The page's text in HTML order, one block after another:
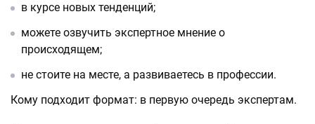
в курсе новых тенденций;
можете озвучить экспертное мнение о
происходящем;
не стоите на месте, а развиваетесь в профессии.
Кому подходит формат: в первую очередь экспертам.